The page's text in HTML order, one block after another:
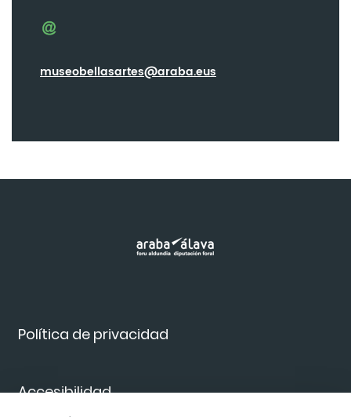
museobellasartes@araba.eus
Política de privacidad
Accesibilidad